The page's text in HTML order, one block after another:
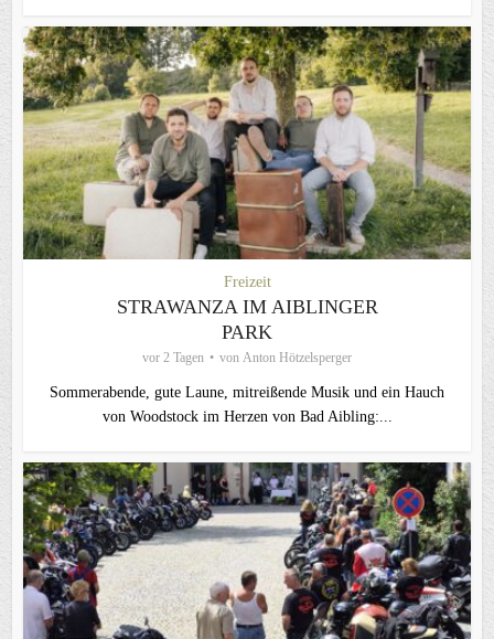
Freizeit
STRAWANZA IM AIBLINGER
PARK
vor 2 Tagen von Anton Hötzelsperger
Sommerabende, gute Laune, mitreißende Musik und ein Hauch
von Woodstock im Herzen von Bad Aibling:...